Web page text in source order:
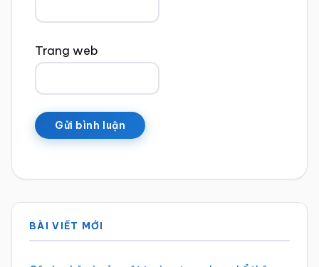
Trang web
Sidebar
chính
BÀI VIẾT MỚI